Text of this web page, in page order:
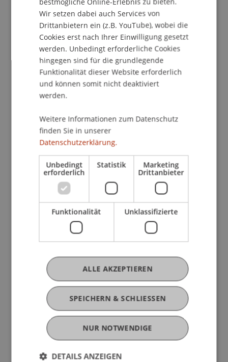
der Berufsbildung eingesetzt werden können.
Auch das Thema Mobilitäten wird aus
verschiedenen Perspektiven beleuchtet.
Die Veranstaltung beginnt um 17 Uhr mit
Vorträgen und ab ca. 17.45 Uhr haben
Besuchende die Möglichkeit, im Rahmen einer
Posterpräsentationdirekt mit den
Projektleitenden ins Gespräch zu kommen und
sich über die verschiedenen Projekte zu
informieren. Der Abend wird von einem Apéro
begleitet.
Die Veranstaltung ist kostenlos, aus
organisatorischen Gründen wird jedoch um eine
Anmeldung gebeten:Zur Anmeldung. Kommen
Sie vorbei und entdecken Sie, was in der
Forschung und Bildung in Liechtenstein passiert!
Mehr News
Wir setzen dabei auch Services von
Drittanbietern ein (z.B. YouTube), wobei die
Cookies erst nach Ihrer Einwilligung gesetzt
werden. Unbedingt erforderliche Cookies
hingegen sind für die grundlegende
Funktionalität dieser Website erforderlich
und können somit nicht deaktiviert
werden.
Weitere Informationen zum Datenschutz
finden Sie in unserer
Datenschutzerklärung.
Unbedingt
erforderlich
Statistik Marketing
Drittanbieter
Funktionalität Unklassifizierte
SPEICHERN & SCHLIESSEN
ALLE AKZEPTIEREN
NUR NOTWENDIGE
DETAILS ANZEIGEN